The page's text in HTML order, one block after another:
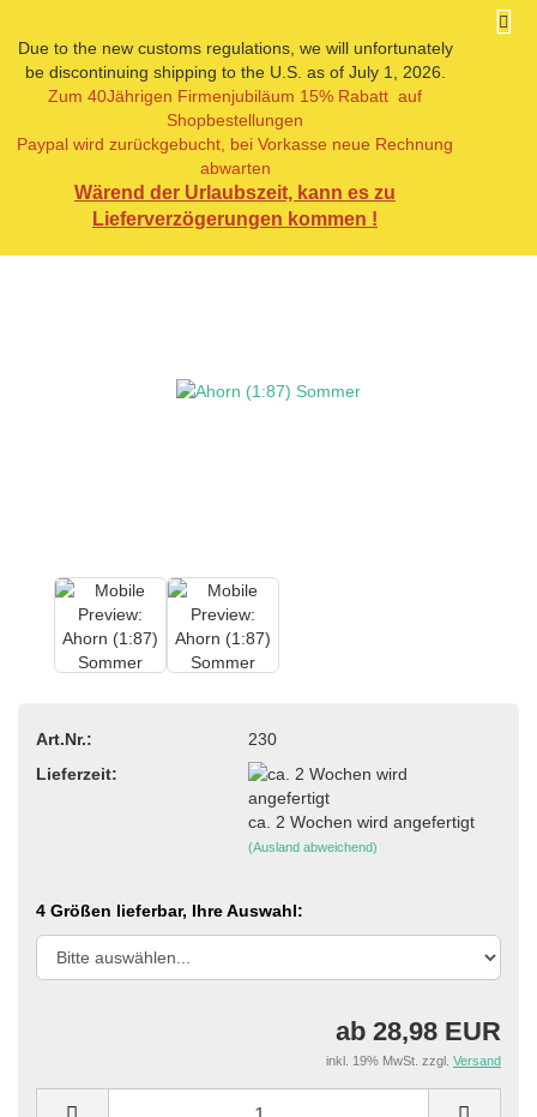
Due to the new customs regulations, we will unfortunately
be discontinuing shipping to the U.S. as of July 1, 2026.
Zum 40Jährigen Firmenjubiläum 15% Rabatt auf
Shopbestellungen
Paypal wird zurückgebucht, bei Vorkasse neue Rechnung
abwarten
Wärend der Urlaubszeit, kann es zu
Lieferverzögerungen kommen !
« zurück weiter »
Letzter »
Artikel in dieser Kategorie
Ahorn (1:87) Sommer
Art.Nr.:
230
Lieferzeit:
ca. 2 Wochen wird angefertigt
(Ausland abweichend)
4 Größen lieferbar, Ihre Auswahl:
ab 28,98 EUR
inkl. 19% MwSt. zzgl. Versand